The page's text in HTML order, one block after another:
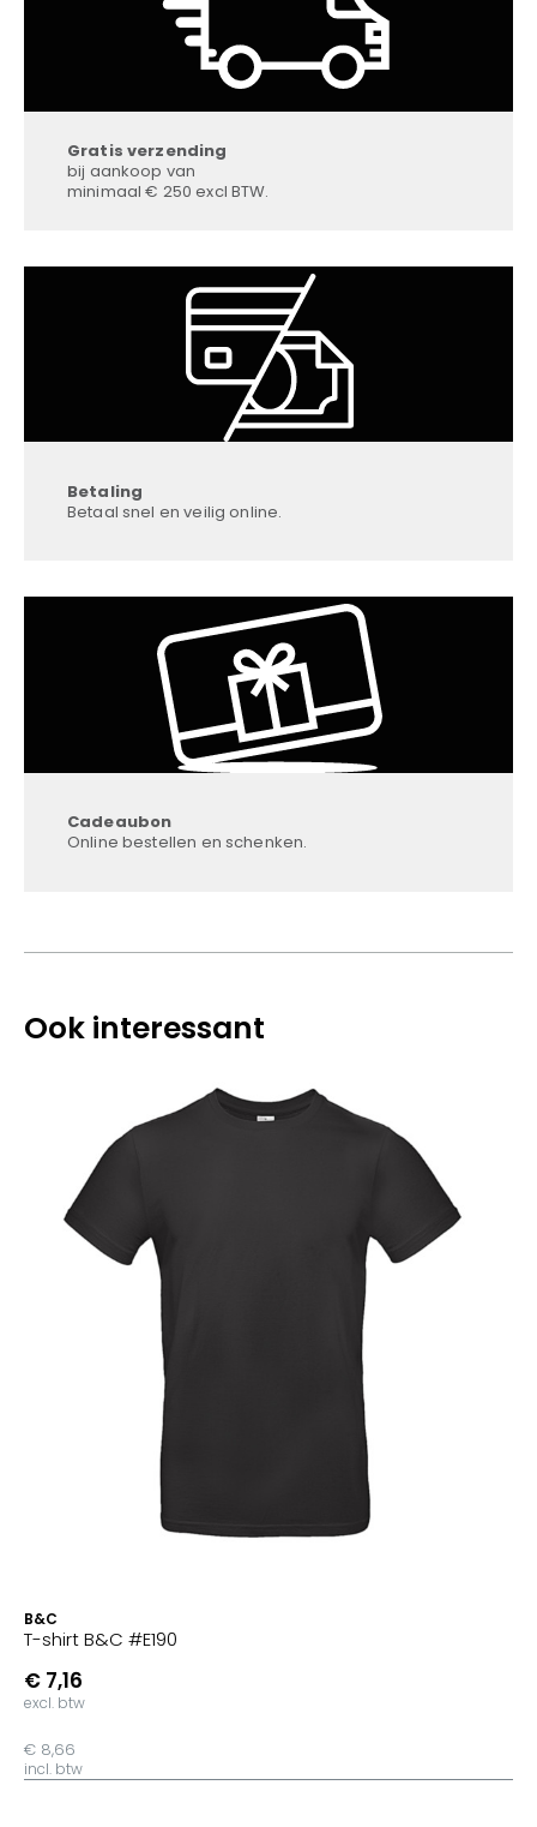
Gratis verzending
bij aankoop van
minimaal € 250 excl BTW.
Betaling
Betaal snel en veilig online.
Cadeaubon
Online bestellen en schenken.
Ook interessant
B&C
T-shirt B&C #E190
€ 7,16
excl. btw
€ 8,66
incl. btw